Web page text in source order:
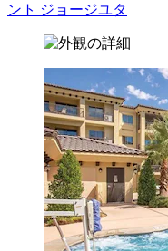
ント ジョージユタ